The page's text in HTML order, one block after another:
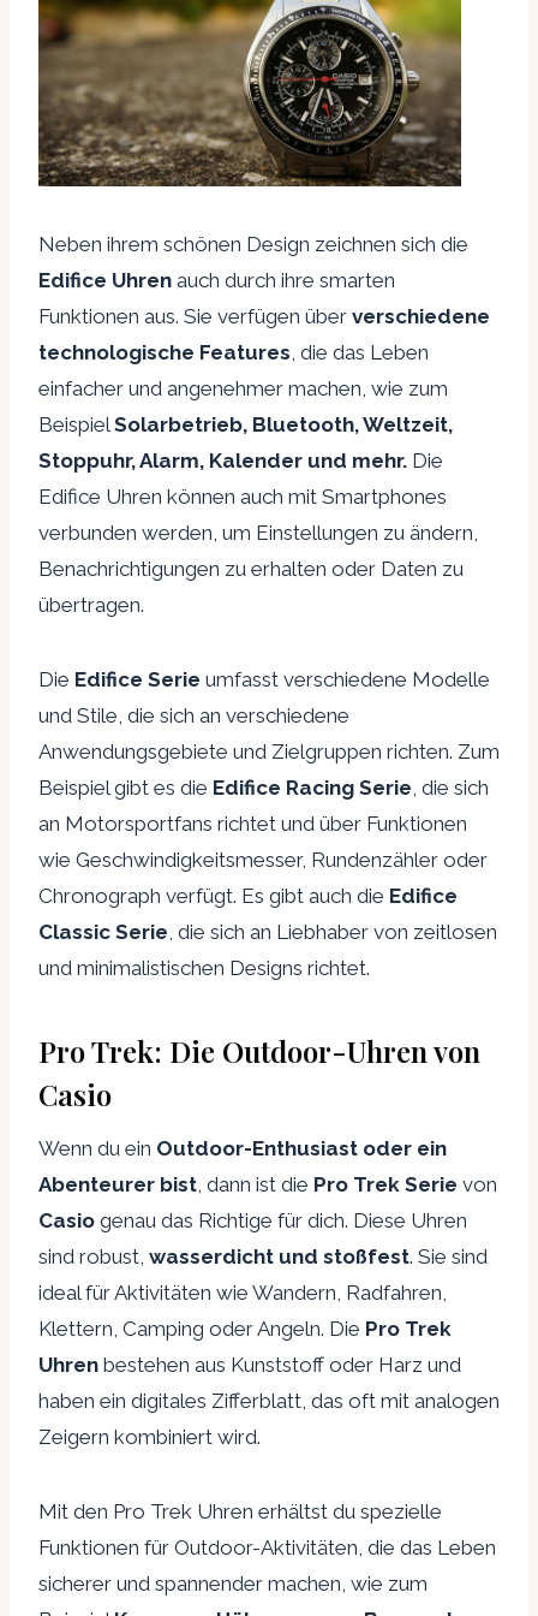
Neben ihrem schönen Design zeichnen sich die
Edifice Uhren auch durch ihre smarten
Funktionen aus. Sie verfügen über verschiedene
technologische Features , die das Leben
einfacher und angenehmer machen, wie zum
Beispiel Solarbetrieb, Bluetooth, Weltzeit,
Stoppuhr, Alarm, Kalender und mehr. Die
Edifice Uhren können auch mit Smartphones
verbunden werden, um Einstellungen zu ändern,
Benachrichtigungen zu erhalten oder Daten zu
übertragen.
Die Edifice Serie umfasst verschiedene Modelle
und Stile, die sich an verschiedene
Anwendungsgebiete und Zielgruppen richten. Zum
Beispiel gibt es die Edifice Racing Serie , die sich
an Motorsportfans richtet und über Funktionen
wie Geschwindigkeitsmesser, Rundenzähler oder
Chronograph verfügt. Es gibt auch die Edifice
Classic Serie , die sich an Liebhaber von zeitlosen
und minimalistischen Designs richtet.
Pro Trek: Die Outdoor-Uhren von
Casio
Wenn du ein Outdoor-Enthusiast oder ein
Abenteurer bist , dann ist die Pro Trek Serie von
Casio genau das Richtige für dich. Diese Uhren
sind robust, wasserdicht und stoßfest. Sie sind
ideal für Aktivitäten wie Wandern, Radfahren,
Klettern, Camping oder Angeln. Die Pro Trek
Uhren bestehen aus Kunststoff oder Harz und
haben ein digitales Zifferblatt, das oft mit analogen
Zeigern kombiniert wird.
Mit den Pro Trek Uhren erhältst du spezielle
Funktionen für Outdoor-Aktivitäten, die das Leben
sicherer und spannender machen, wie zum